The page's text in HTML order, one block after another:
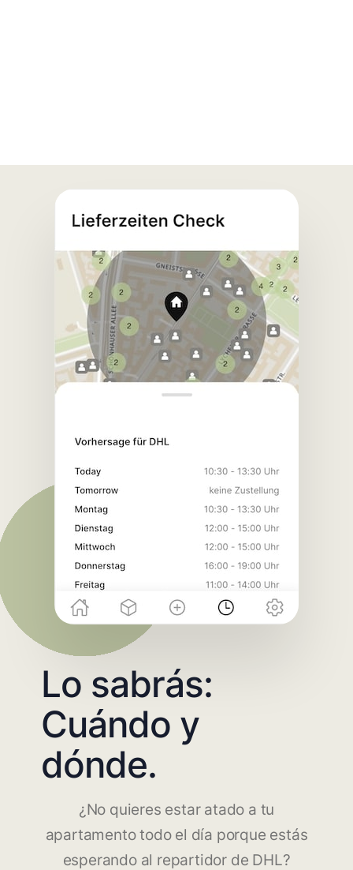
Lo sabrás:
Cuándo y
dónde.
¿No quieres estar atado a tu
apartamento todo el día porque estás
esperando al repartidor de DHL?